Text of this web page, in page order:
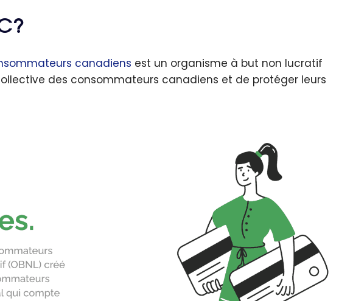
canadiens est un organisme à but non lucratif
des consommateurs canadiens et de protéger leurs